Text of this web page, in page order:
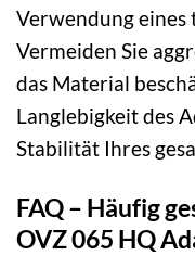
Verwendung eines
Vermeiden Sie
das Material
Langlebigkeit des
Stabilität Ihres
FAQ – Häufig
OVZ 065 HQ